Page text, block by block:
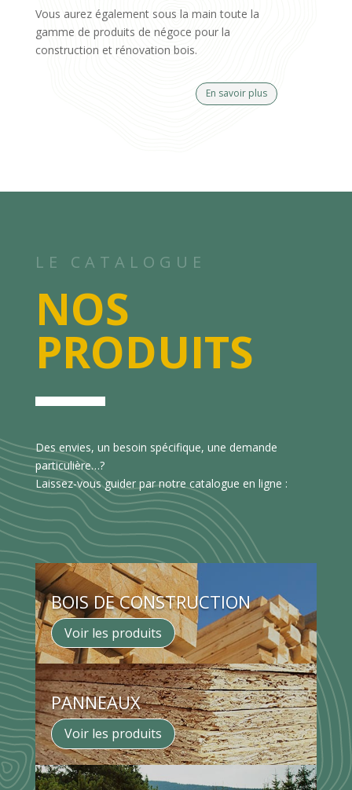
Vous aurez également sous la main toute la
gamme de produits de négoce pour la
construction et rénovation bois.
En savoir plus
LE CATALOGUE
NOS
PRODUITS
Des envies, un besoin spécifique, une demande
particulière…?
Laissez-vous guider par notre catalogue en ligne :
BOIS DE CONSTRUCTION
Voir les produits
PANNEAUX
Voir les produits